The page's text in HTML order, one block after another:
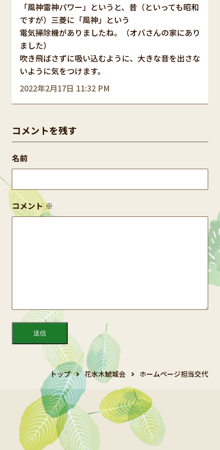
2022年2月17日 11:32 PM
「風神雷神パワー」というと、昔（といっても昭和
ですが）三菱に「風神」という
電気掃除機がありましたね。（オバさんの家にあり
ました）
吹き飛ばさずに吸い込むように、大きな音を出さな
いように気をつけます。
コメントを残す
コメント※
名前
トップ 花水木鯱城会 ホームページ担当交代